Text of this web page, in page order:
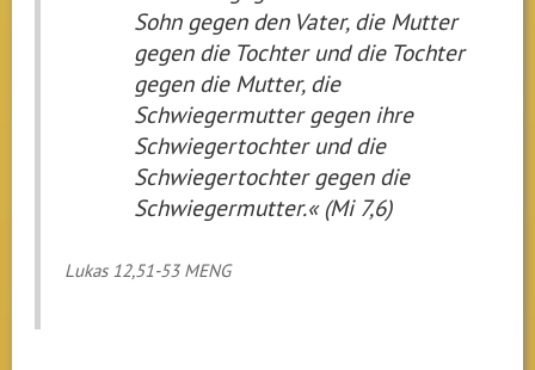
Sohn gegen den Vater, die Mutter
gegen die Tochter und die Tochter
gegen die Mutter, die
Schwiegermutter gegen ihre
Schwiegertochter und die
Schwiegertochter gegen die
Schwiegermutter.« (Mi 7,6)
Lukas 12,51-53 MENG